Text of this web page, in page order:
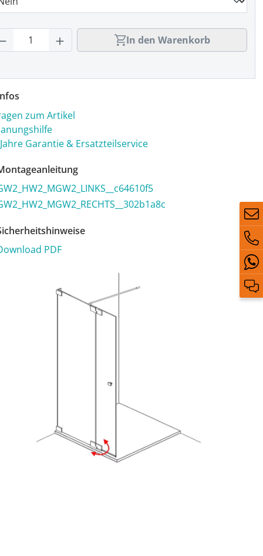
Anzahl: Gib den gewünschten
In den Warenkorb
zum Artikel
Garantie & Ersatzteilservice
PDF